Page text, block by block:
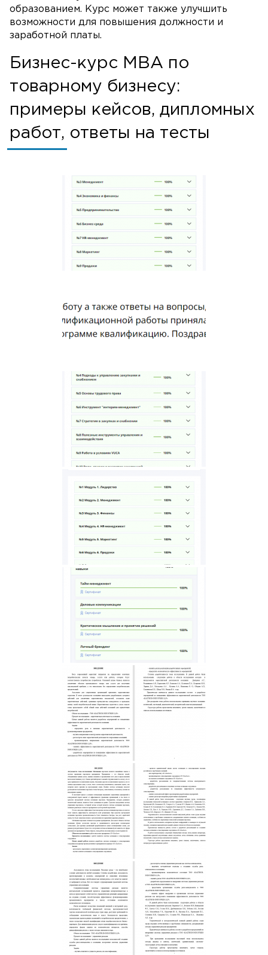
образованием. Курс может также улучшить
возможности для повышения должности и
заработной платы.
Бизнес-курс MBA по
товарному бизнесу:
примеры кейсов, дипломных
работ, ответы на тесты
или напишите нам прямо сейчас
⚠️ Пожалуйста, пишите в MAX или заполните
В России Telegram и WhatsApp блокируют -
Написать в MAX Написать в Telegram
Написать в WhatsApp